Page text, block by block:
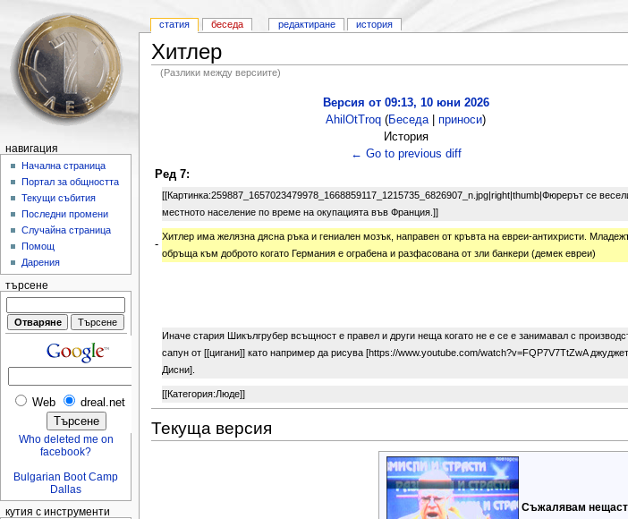
Хитлер
(Разлики между версиите)
Версия от 09:13, 10 юни 2026
AhilOtTroq (Беседа|приноси)
История
← Go to previous diff
Ред 7:
[[Картинка:259887_1657023479978_1668859117_1215735_6826907_n.jpg|right|thumb|Фюрерът се
местното население по време на окупацията във Франция.]]
-
Хитлер има желязна дясна ръка и гениален мозък, направен от кръвта на евреи-антихристи.
обръща към доброто когато Германия е ограбена и разфасована от зли банкери (демек евреи)
Иначе стария Шикългрубер всъщност е правел и други неща когато не е се е занимавал с
сапун от [[цигани]] като например да рисува [https://www.youtube.com/watch?v=FQP7V7TtZwA
Дисни].
[[Категория:Люде]]
Текуща версия
Съжалявам
статия беседа редактиране история
навигация
Начална страница
Портал за общността
Текущи събития
Последни промени
Случайна страница
Помощ
Дарения
търсене
Web dreal.net
Who deleted me on
facebook?
Bulgarian Boot Camp
Dallas
кутия с инструменти